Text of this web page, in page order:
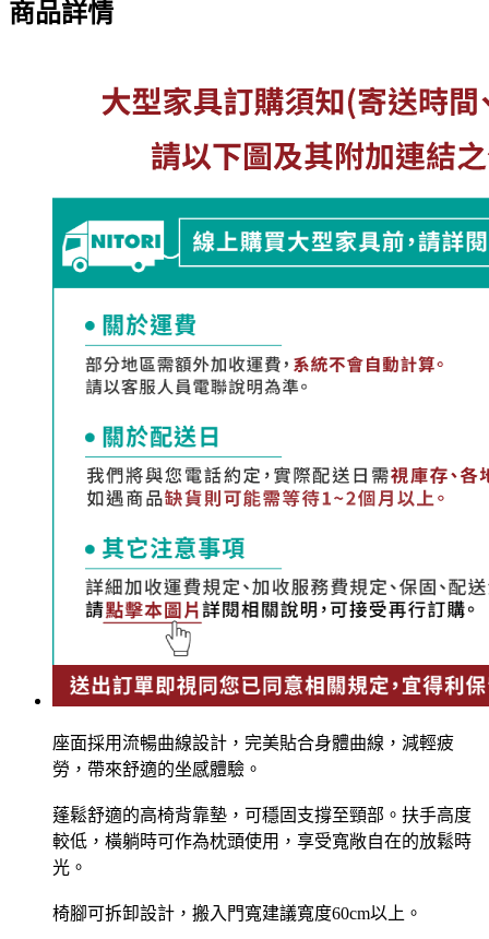
商品詳情
座面採用流暢曲線設計，完美貼合身體曲線，減輕疲
勞，帶來舒適的坐感體驗。
蓬鬆舒適的高椅背靠墊，可穩固支撐至頸部。扶手高度
較低，橫躺時可作為枕頭使用，享受寬敞自在的放鬆時
光。
椅腳可拆卸設計，搬入門寬建議寬度60cm以上。